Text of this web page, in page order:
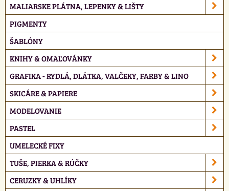
MALIARSKE PLÁTNA, LEPENKY & LIŠTY
PIGMENTY
ŠABLÓNY
KNIHY & OMAĽOVÁNKY
GRAFIKA - RYDLÁ, DLÁTKA, VALČEKY, FARBY & LINO
SKICÁRE & PAPIERE
MODELOVANIE
PASTEL
UMELECKÉ FIXY
TUŠE, PIERKA & RÚČKY
CERUZKY & UHLÍKY